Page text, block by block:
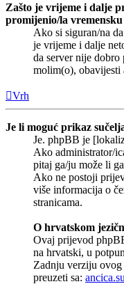
Zašto je vrijeme i dalje
promijenio/la vremensku
Ako si siguran/na
je vrijeme i dalje
da server nije
molim(o), obavijesti
Vrh
Je li moguć prikaz
Je. phpBB je
Ako administrator/
pitaj ga/ju može li
Ako ne postoji
više informacija o
stranicama.
O hrvatskom
Ovaj prijevod
na hrvatski, u
Zadnju verziju
preuzeti sa: